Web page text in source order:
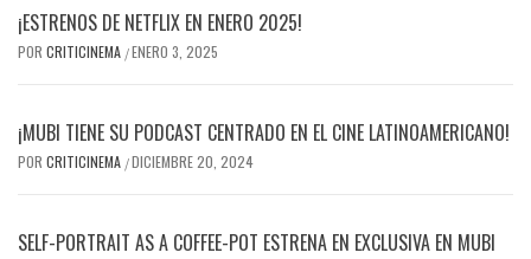
¡ESTRENOS DE NETFLIX EN ENERO 2025!
POR CRITICINEMA /ENERO 3, 2025
¡MUBI TIENE SU PODCAST CENTRADO EN EL CINE LATINOAMERICANO!
POR CRITICINEMA /DICIEMBRE 20, 2024
SELF-PORTRAIT AS A COFFEE-POT ESTRENA EN EXCLUSIVA EN MUBI